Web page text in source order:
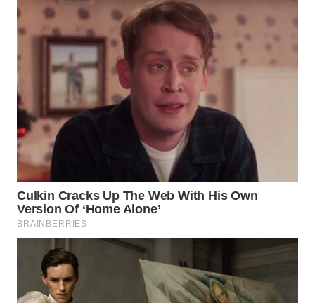
WN
SULSEL
GORONTALO
WN
SULUT
WN
MALUKU
WN
MALUT
WN
DAIRI